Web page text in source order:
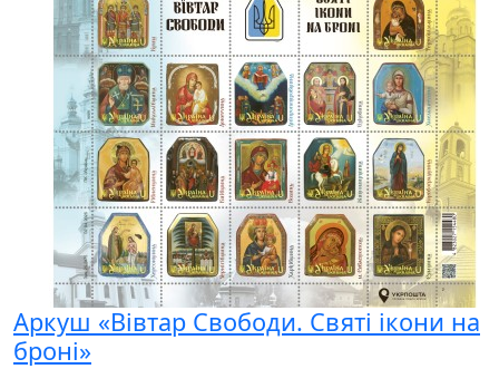
Аркуш «Вівтар Свободи. Святі ікони на
броні»